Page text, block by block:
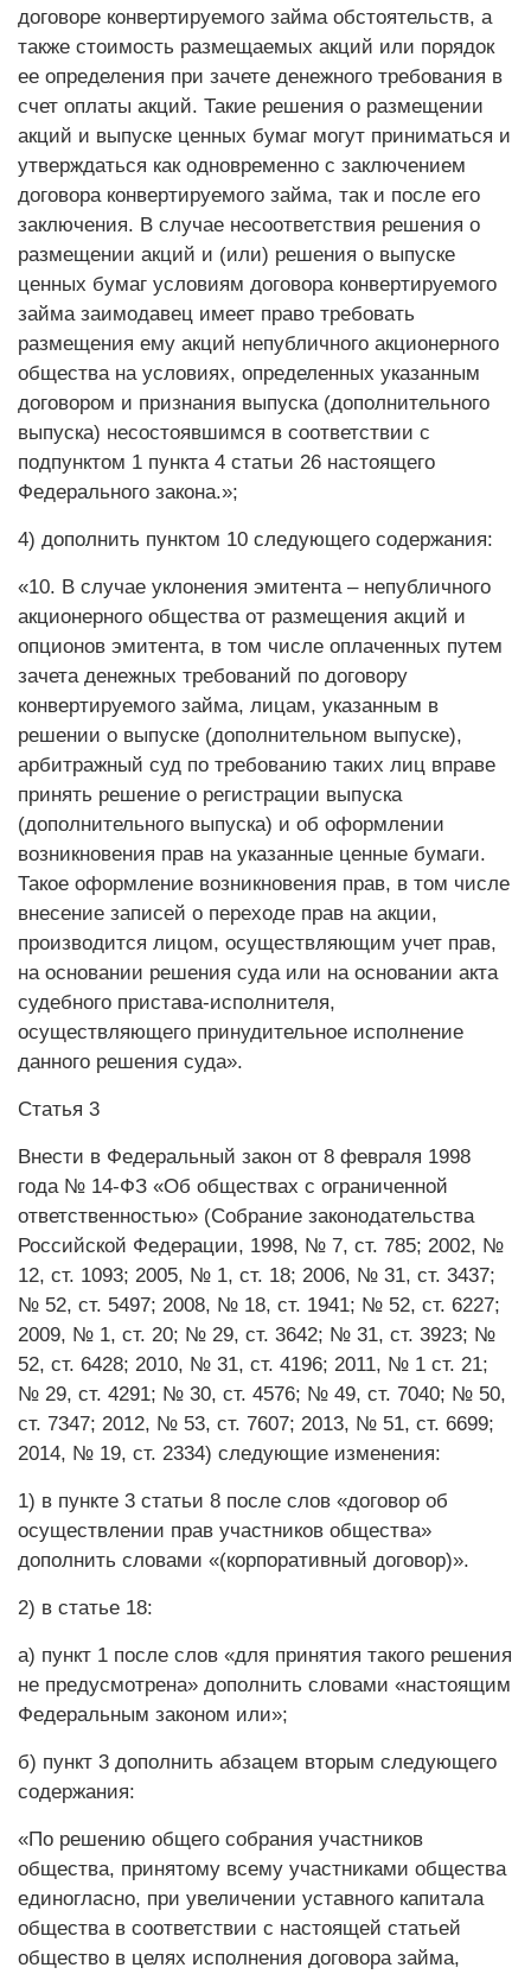
договоре конвертируемого займа обстоятельств, а
также стоимость размещаемых акций или порядок
ее определения при зачете денежного требования в
счет оплаты акций. Такие решения о размещении
акций и выпуске ценных бумаг могут приниматься и
утверждаться как одновременно с заключением
договора конвертируемого займа, так и после его
заключения. В случае несоответствия решения о
размещении акций и (или) решения о выпуске
ценных бумаг условиям договора конвертируемого
займа заимодавец имеет право требовать
размещения ему акций непубличного акционерного
общества на условиях, определенных указанным
договором и признания выпуска (дополнительного
выпуска) несостоявшимся в соответствии с
подпунктом 1 пункта 4 статьи 26 настоящего
Федерального закона.»;
4) дополнить пунктом 10 следующего содержания:
«10. В случае уклонения эмитента – непубличного
акционерного общества от размещения акций и
опционов эмитента, в том числе оплаченных путем
зачета денежных требований по договору
конвертируемого займа, лицам, указанным в
решении о выпуске (дополнительном выпуске),
арбитражный суд по требованию таких лиц вправе
принять решение о регистрации выпуска
(дополнительного выпуска) и об оформлении
возникновения прав на указанные ценные бумаги.
Такое оформление возникновения прав, в том числе
внесение записей о переходе прав на акции,
производится лицом, осуществляющим учет прав,
на основании решения суда или на основании акта
судебного пристава-исполнителя,
осуществляющего принудительное исполнение
данного решения суда».
Статья 3
Внести в Федеральный закон от 8 февраля 1998
года № 14-ФЗ «Об обществах с ограниченной
ответственностью» (Собрание законодательства
Российской Федерации, 1998, № 7, ст. 785; 2002, №
12, ст. 1093; 2005, № 1, ст. 18; 2006, № 31, ст. 3437;
№ 52, ст. 5497; 2008, № 18, ст. 1941; № 52, ст. 6227;
2009, № 1, ст. 20; № 29, ст. 3642; № 31, ст. 3923; №
52, ст. 6428; 2010, № 31, ст. 4196; 2011, № 1 ст. 21;
№ 29, ст. 4291; № 30, ст. 4576; № 49, ст. 7040; № 50,
ст. 7347; 2012, № 53, ст. 7607; 2013, № 51, ст. 6699;
2014, № 19, ст. 2334) следующие изменения:
1) в пункте 3 статьи 8 после слов «договор об
осуществлении прав участников общества»
дополнить словами «(корпоративный договор)».
2) в статье 18:
а) пункт 1 после слов «для принятия такого решения
не предусмотрена» дополнить словами «настоящим
Федеральным законом или»;
б) пункт 3 дополнить абзацем вторым следующего
содержания:
«По решению общего собрания участников
общества, принятому всему участниками общества
единогласно, при увеличении уставного капитала
общества в соответствии с настоящей статьей
общество в целях исполнения договора займа,